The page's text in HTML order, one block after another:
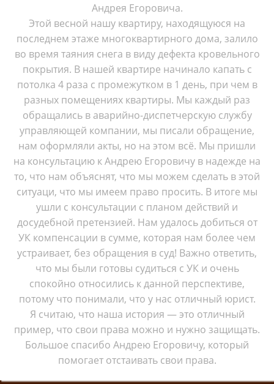
Андрея Егоровича.
Этой весной нашу квартиру, находящуюся на
последнем этаже многоквартирного дома, залило
во время таяния снега в виду дефекта кровельного
покрытия. В нашей квартире начинало капать с
потолка 4 раза с промежутком в 1 день, при чем в
разных помещениях квартиры. Мы каждый раз
обращались в аварийно-диспетчерскую службу
управляющей компании, мы писали обращение,
нам оформляли акты, но на этом всё. Мы пришли
на консультацию к Андрею Егоровичу в надежде на
то, что нам объяснят, что мы можем сделать в этой
ситуаци, что мы имеем право просить. В итоге мы
ушли с консультации с планом действий и
досудебной претензией. Нам удалось добиться от
УК компенсации в сумме, которая нам более чем
устраивает, без обращения в суд! Важно ответить,
что мы были готовы судиться с УК и очень
спокойно относились к данной перспективе,
потому что понимали, что у нас отличный юрист.
Я считаю, что наша история — это отличный
пример, что свои права можно и нужно защищать.
Большое спасибо Андрею Егоровичу, который
помогает отстаивать свои права.